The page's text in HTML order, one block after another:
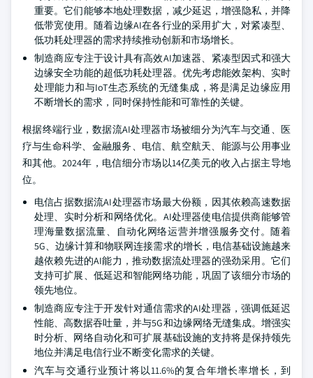
重要。它们能够本地处理数据，减少延迟，增强隐私，并降
低带宽使用。随着边缘AI在各行业的采用扩大，对紧凑型、
低功耗处理器的需求持续推动创新和市场增长。
制造商应专注于设计具有高效AI加速器、紧凑型因式和强大
边缘安全功能的超低功耗处理器。优先考虑能效架构、实时
处理能力和与IoT生态系统的无缝集成，将是满足边缘应用
不断增长的需求，同时保持性能和可靠性的关键。
根据终端行业，数据流AI处理器市场被细分为汽车与交通、医
疗与生命科学、金融服务、电信、航空航天、能源与公用事业
和其他。2024年，电信细分市场以14亿美元的收入占据主导地
位。
电信占据数据流AI处理器市场最大份额，因其依赖高速数据
处理、实时分析和网络优化。AI处理器使电信提供商能够管
理海量数据流量、自动化网络运营并增强服务交付。随着
5G、边缘计算和物联网连接需求的增长，电信基础设施越来
越依赖先进的AI能力，推动数据流处理器的强劲采用。它们
支持可扩展、低延迟和智能网络功能，巩固了该细分市场的
领先地位。
制造商应专注于开发针对通信需求的AI处理器，强调低延迟
性能、高数据吞吐量，并与5G和边缘网络无缝集成。增强实
时分析、网络自动化和可扩展基础设施的支持将是保持领先
地位并满足电信行业不断变化需求的关键。
汽车与交通行业预计将以11.6%的复合年增长率增长，到